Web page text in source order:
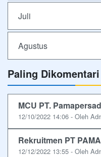
Juli
Agustus
Paling Dikomentari
MCU PT.
12/10/2022 14:06 - Oleh
Rekruitmen PT
12/12/2022 13:55 - Oleh